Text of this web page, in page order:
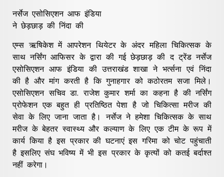
नर्सेज एसोसिएशन आफ इंडिया
ने छेड़छाड़ की निंदा की
एम्स ऋषिकेश में आपरेशन थियेटर के अंदर महिला चिकित्सक के
साथ नर्सिंग आफिसर के द्वारा की गई छेड़छाड़ की द ट्रेंड नर्सेज
एसोसिएशन आफ इंडिया की उत्तराखंड शाखा ने भर्त्सना एवं निंदा
की है और मांग करती है कि गुनाहगार को कठोरतम सजा मिले।
एसोसिएशन सचिव डा. राजेश कुमार शर्मा का कहना है की नर्सिंग
प्रोफेशन एक बहुत ही प्रतिष्ठित पेशा है जो चिकित्सा मरीज की
सेवा के लिए जाना जाता है। नर्सेज ने हमेशा चिकित्सक के साथ
मरीज के बेहतर स्वास्थ्य और कल्याण के लिए एक टीम के रूप में
कार्य किया है इस प्रकार की घटनाएं इस गरिमा को चोट पहुंचाती
है इसलिए संघ भविष्य में भी इस प्रकार के कृत्यों को कतई बर्दाश्त
नहीं करेगा।